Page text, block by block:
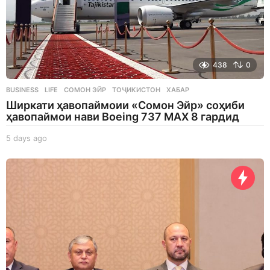
438 0
BUSINESS ,LIFE СОМОН ЭЙР ,ТОҶИКИСТОН ,ХАБАР
Ширкати ҳавопаймоии «Сомон Эйр» соҳиби
ҳавопаймои нави Boeing 737 MAX 8 гардид
5 days ago
a